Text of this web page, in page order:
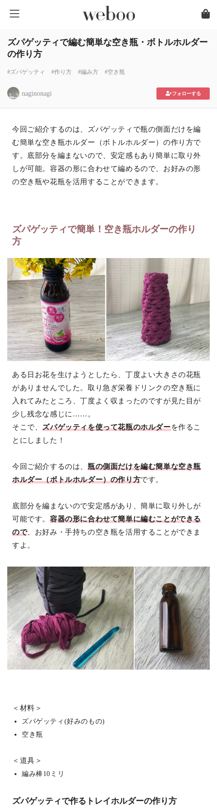
ズパゲッティで編む簡単な空き瓶・ボトルホルダー
の作り方
#ズパゲッティ #作り方 #編み方 #空き瓶
naginonagi フォローする
今回ご紹介するのは、ズパゲッティで瓶の側面だけを編
む簡単な空き瓶ホルダー（ボトルホルダー）の作り方で
す。底部分を編まないので、安定感もあり簡単に取り外
しが可能。容器の形に合わせて編めるので、お好みの形
の空き瓶や花瓶を活用することができます。
ズパゲッティで簡単！空き瓶ホルダーの作り
方
ある日お花を生けようとしたら、丁度よい大きさの花瓶
がありませんでした。取り急ぎ栄養ドリンクの空き瓶に
入れてみたところ、丁度よく収まったのですが見た目が
少し残念な感じに……。
そこで、ズパゲッティを使って花瓶のホルダーを作るこ
とにしました！
今回ご紹介するのは、 瓶の側面だけを編む簡単な空き瓶
ホルダー（ボトルホルダー）の作り方です。
底部分を編まないので安定感があり、簡単に取り外しが
可能です。 容器の形に合わせて簡単に編むことができる
ので、お好み・手持ちの空き瓶を活用することができま
すよ。
＜材料＞
ズパゲッティ(好みのもの)
空き瓶
＜道具＞
編み棒10ミリ
ズパゲッティで作るトレイホルダーの作り方